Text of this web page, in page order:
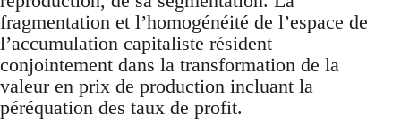
fragmentation et l’homogénéité de l’espace de
l’accumulation capitaliste résident
conjointement dans la transformation de la
valeur en prix de production incluant la
péréquation des taux de profit.